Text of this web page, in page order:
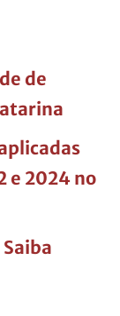
de
e 2024 no